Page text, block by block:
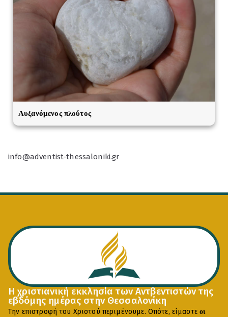
Αυξανόμενος πλούτος
info@adventist-thessaloniki.gr
Η χριστιανική εκκλησία των Αντβεντιστών της
εβδόμης ημέρας στην Θεσσαλονίκη
Την επιστροφή του Χριστού περιμένουμε. Οπότε, είμαστεοι